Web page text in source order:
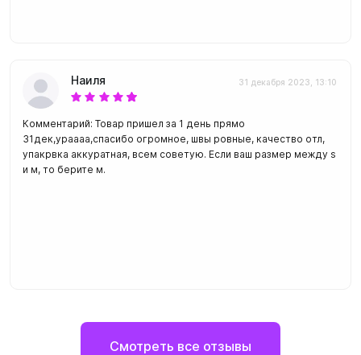
Наиля 31 декабря 2023, 13:10
Комментарий: Товар пришел за 1 день прямо
31дек,ураааа,спасибо огромное, швы ровные, качество отл,
упакрвка аккуратная, всем советую. Если ваш размер между s
и м, то берите м.
Смотреть все отзывы